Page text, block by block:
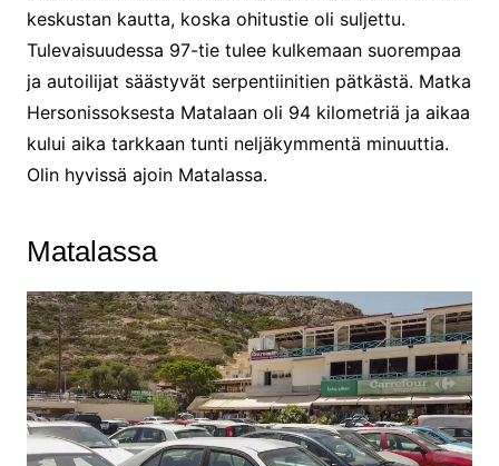
keskustan kautta, koska ohitustie oli suljettu.
Tulevaisuudessa 97-tie tulee kulkemaan suorempaa
ja autoilijat säästyvät serpentiinitien pätkästä. Matka
Hersonissoksesta Matalaan oli 94 kilometriä ja aikaa
kului aika tarkkaan tunti neljäkymmentä minuuttia.
Olin hyvissä ajoin Matalassa.
Matalassa